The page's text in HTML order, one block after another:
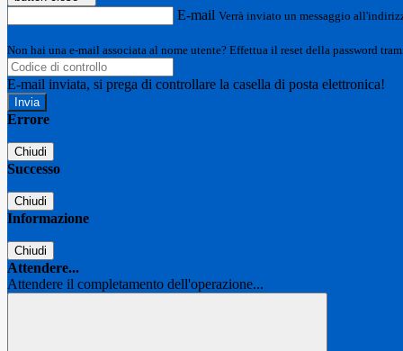
E-mail Verrà inviato un messaggio
Non hai una e-mail associata al nome utente? Effettua il reset della password
E-mail inviata, si prega di controllare la casella di posta elettronica!
Errore
Chiudi
Successo
Chiudi
Informazione
Chiudi
Attendere...
Attendere il completamento dell'operazione...